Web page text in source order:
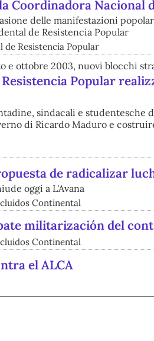
Coordinadora Nacional
delle manifestazioni
de Resistencia Popular
Resistencia Popular
e ottobre 2003, nuovi blocchi
Popular
sindacali e studentesche
di Ricardo Maduro e
de radicalizar
oggi a L'Avana
Continental
militarización del
Continental
el ALCA